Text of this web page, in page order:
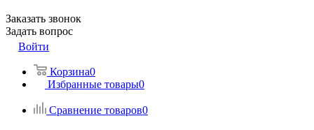
Заказать звонок
Задать вопрос
Войти
Корзина0
Избранные товары0
Сравнение товаров0